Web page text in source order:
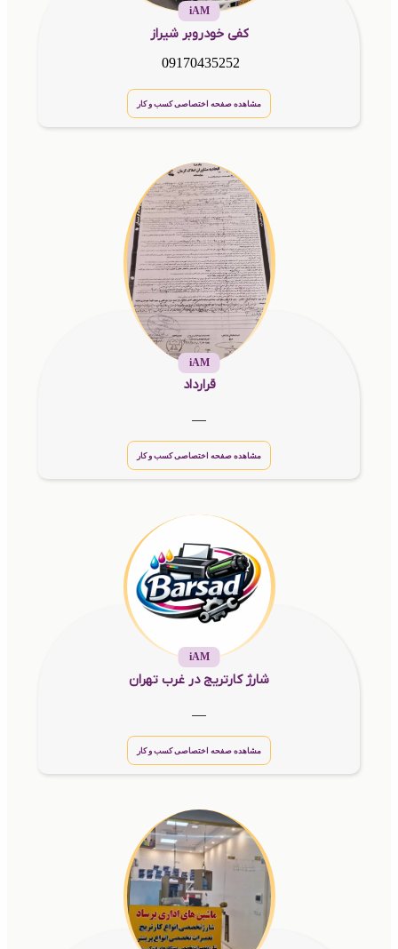
iAM
کفی خودروبر شیراز
09170435252
مشاهده صفحه اختصاصی کسب و کار
iAM
قرارداد
مشاهده صفحه اختصاصی کسب و کار
iAM
شارژ کارتریج در غرب تهران
مشاهده صفحه اختصاصی کسب و کار